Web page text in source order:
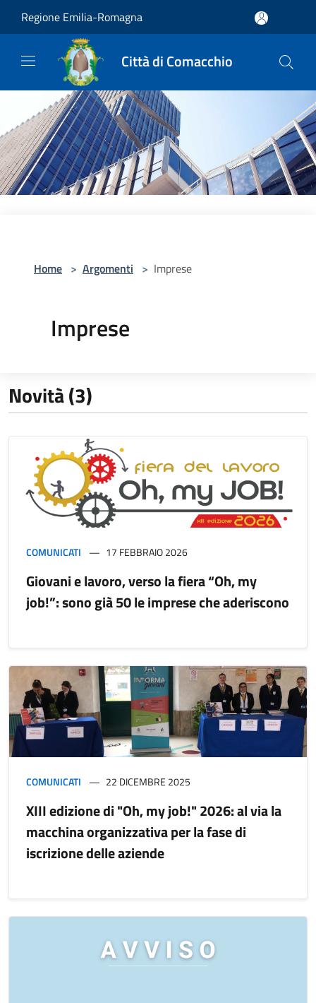
Regione Emilia-Romagna
Città di Comacchio
Home > Argomenti > Imprese
Imprese
Novità (3)
COMUNICATI 17 FEBBRAIO 2026
Giovani e lavoro, verso la fiera “Oh, my
job!”: sono già 50 le imprese che aderiscono
COMUNICATI 22 DICEMBRE 2025
XIII edizione di "Oh, my job!" 2026: al via la
macchina organizzativa per la fase di
iscrizione delle aziende